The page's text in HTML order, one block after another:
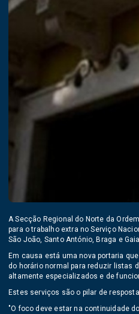
A Secção Regional do Norte da
para o trabalho extra no Serviço
São João, Santo António, Braga e
Em causa está uma nova portaria
do horário normal para reduzir listas
altamente especializados e de
Estes serviços são o pilar de
"O foco deve estar na continuidade